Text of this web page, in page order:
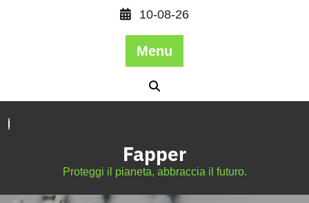
10-08-26
Menu
Fapper
Proteggi il pianeta, abbraccia il futuro.